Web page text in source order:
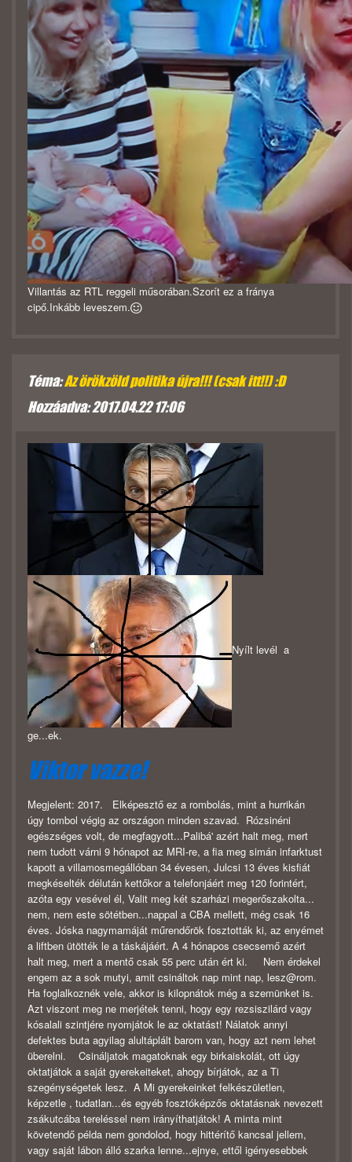
Villantás az RTL reggeli műsorában.Szorít ez a fránya
cipő.Inkább leveszem.
Téma:Az örökzöld politika újra!!! (csak itt!!) :D
Hozzáadva: 2017.04.22 17:06
Nyílt levél a
ge...ek.
Viktor vazze!
Megjelent: 2017.
Elképesztő ez a rombolás, mint a hurrikán
úgy tombol végig az országon minden szavad. Rózsinéni
egészséges volt, de megfagyott...Palibá' azért halt meg, mert
nem tudott várni 9 hónapot az MRI-re, a fia meg simán infarktust
kapott a villamosmegállóban 34 évesen, Julcsi 13 éves kisfiát
megkéselték délután kettőkor a telefonjáért meg 120 forintért,
azóta egy vesével él, Valit meg két szarházi megerőszakolta...
nem, nem este sötétben...nappal a CBA mellett, még csak 16
éves. Jóska nagymamáját műrendőrök fosztották ki, az enyémet
a liftben ütötték le a táskájáért. A 4 hónapos csecsemő azért
halt meg, mert a mentő csak 55 perc után ért ki. Nem érdekel
engem az a sok mutyi, amit csináltok nap mint nap, lesz@rom.
Ha foglalkoznék vele, akkor is kilopnátok még a szemünket is.
Azt viszont meg ne merjétek tenni, hogy egy rezsiszilárd vagy
kósalali szintjére nyomjátok le az oktatást! Nálatok annyi
defektes buta agyilag alultáplált barom van, hogy azt nem lehet
überelni. Csináljatok magatoknak egy birkaiskolát, ott úgy
oktatjátok a saját gyerekeiteket, ahogy bírjátok, az a Ti
szegénységetek lesz. A Mi gyerekeinket felkészületlen,
képzetle , tudatlan...és egyéb fosztóképzős oktatásnak nevezett
zsákutcába tereléssel nem irányíthatjátok! A minta mint
követendő példa nem gondolod, hogy hittérítő kancsal jellem,
vagy saját lábon álló szarka lenne...ejnye, ettől igényesebbek